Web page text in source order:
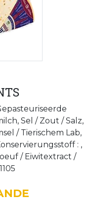
Sel / Zout / Salz,
/ Tierischem Lab,
: ,
/ Eiwitextract /